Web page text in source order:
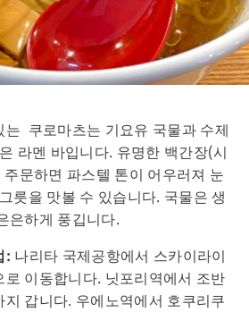
는 쿠로마츠는 기요유 국물과 수제
라멘 바입니다. 유명한 백간장(시
문하면 파스텔 톤이 어우러져 눈
릇을 맛볼 수 있습니다. 국물은 생
은하게 풍깁니다.
: 나리타 국제공항에서 스카이라이
이동합니다. 닛포리역에서 조반
갑니다. 우에노역에서 호쿠리쿠